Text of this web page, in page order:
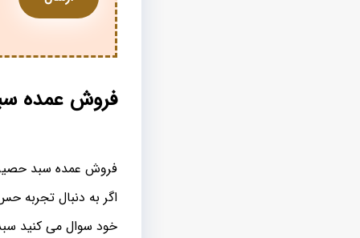
فروش عمده
فروش عمده سبد
اگر به دنبال تجربه
خود سوال می کنید